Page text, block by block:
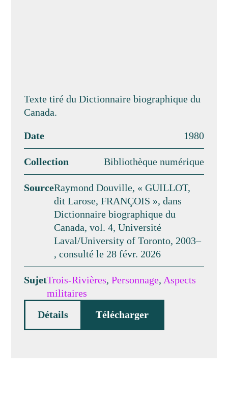
Texte tiré du Dictionnaire biographique du
Canada.
Date 1980
Collection Bibliothèque numérique
SourceRaymond Douville, « GUILLOT,
dit Larose, FRANÇOIS », dans
Dictionnaire biographique du
Canada, vol. 4, Université
Laval/University of Toronto, 2003–
, consulté le 28 févr. 2026
SujetTrois-Rivières,Personnage, Aspects
militaires
Détails
Télécharger